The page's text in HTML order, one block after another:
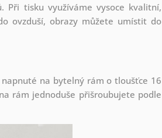
Při tisku využíváme vysoce kvalitní,
ovzduší, obrazy můžete umístit do
na bytelný rám o tloušťce 16
rám jednoduše přišroubujete podle